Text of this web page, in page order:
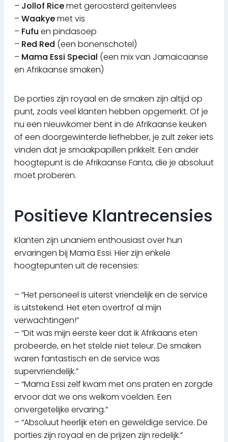
– Jollof Ricemet geroosterd geitenvlees
–Waakyemet vis
– Fufu en pindasoep
– Red Red (een bonenschotel)
– Mama Essi Special (een mix van Jamaicaanse
en Afrikaanse smaken)
De porties zijn royaal en de smaken zijn altijd op
punt, zoals veel klanten hebben opgemerkt. Of je
nu een nieuwkomer bent in de Afrikaanse keuken
of een doorgewinterde liefhebber, je zult zeker iets
vinden dat je smaakpapillen prikkelt. Een ander
hoogtepunt is de Afrikaanse Fanta, die je absoluut
moet proberen.
Positieve Klantrecensies
Klanten zijn unaniem enthousiast over hun
ervaringen bij Mama Essi. Hier zijn enkele
hoogtepunten uit de recensies:
– “Het personeel is uiterst vriendelijk en de service
is uitstekend. Het eten overtrof al mijn
verwachtingen!”
– “Dit was mijn eerste keer dat ik Afrikaans eten
probeerde, en het stelde niet teleur. De smaken
waren fantastisch en de service was
supervriendelijk.”
– “Mama Essi zelf kwam met ons praten en zorgde
ervoor dat we ons welkom voelden. Een
onvergetelijke ervaring.”
– “Absoluut heerlijk eten en geweldige service. De
porties zijn royaal en de prijzen zijn redelijk.”